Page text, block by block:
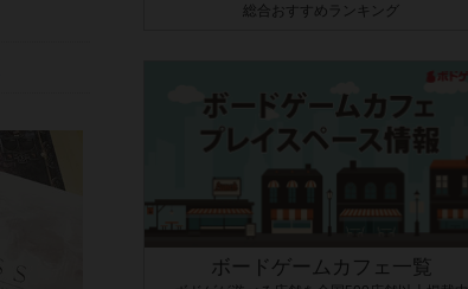
総合おすすめランキング
ボードゲームカフェ一覧